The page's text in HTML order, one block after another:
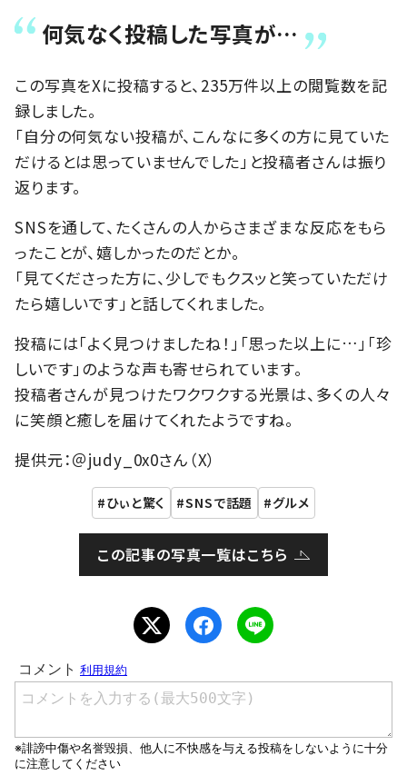
何気なく投稿した写真が…
この写真をXに投稿すると、235万件以上の閲覧数を記
録しました。
「自分の何気ない投稿が、こんなに多くの方に見ていた
だけるとは思っていませんでした」と投稿者さんは振り
返ります。
SNSを通して、たくさんの人からさまざまな反応をもら
ったことが、嬉しかったのだとか。
「見てくださった方に、少しでもクスッと笑っていただけ
たら嬉しいです」と話してくれました。
投稿には「よく見つけましたね！」「思った以上に…」「珍
しいです」のような声も寄せられています。
投稿者さんが見つけたワクワクする光景は、多くの人々
に笑顔と癒しを届けてくれたようですね。
提供元：＠judy_0x0さん（X）
ひぃと驚く SNSで話題 グルメ
この記事の写真一覧はこちら